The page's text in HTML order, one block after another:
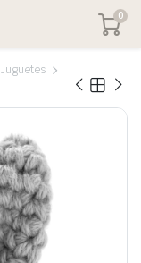
0
Juguetes